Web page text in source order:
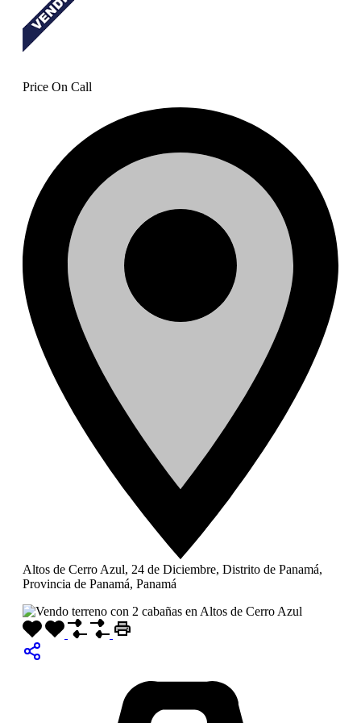
Vendo terreno con 2 cabañas
en Altos de Cerro Azul
Price On Call
Altos de Cerro Azul, 24 de Diciembre, Distrito de Panamá,
Provincia de Panamá, Panamá